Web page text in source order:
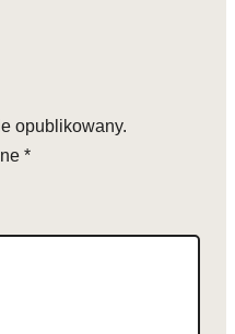
opublikowany.
*